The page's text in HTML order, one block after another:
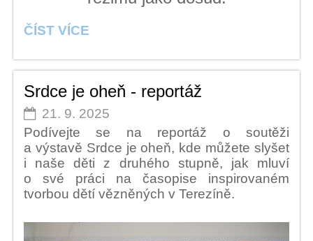
NOVÝ
ŠKOLY:
ČÍST VÍCE
Srdce je oheň - reportáž
21. 9. 2025
Podívejte se na reportáž o soutěži
a výstavě Srdce je oheň, kde můžete slyšet
i naše děti z druhého stupně, jak mluví
o své práci na časopise inspirovaném
tvorbou dětí vězněných v Terezíně.